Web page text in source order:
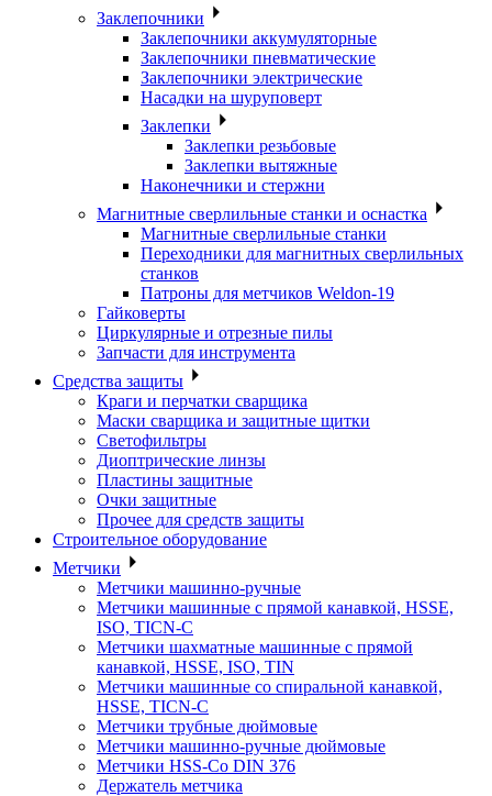
Заклепочники
Заклепочники аккумуляторные
Заклепочники пневматические
Заклепочники электрические
Насадки на шуруповерт
Заклепки
Заклепки резьбовые
Заклепки вытяжные
Наконечники и стержни
Магнитные сверлильные станки и оснастка
Магнитные сверлильные станки
Переходники для магнитных сверлильных
станков
Патроны для метчиков Weldon-19
Гайковерты
Циркулярные и отрезные пилы
Запчасти для инструмента
Средства защиты
Краги и перчатки сварщика
Маски сварщика и защитные щитки
Светофильтры
Диоптрические линзы
Пластины защитные
Очки защитные
Прочее для средств защиты
Строительное оборудование
Метчики
Метчики машинно-ручные
Метчики машинные с прямой канавкой, HSSE,
ISO, TICN-C
Метчики шахматные машинные с прямой
канавкой, HSSE, ISO, TIN
Метчики машинные со спиральной канавкой,
HSSE, TICN-C
Метчики трубные дюймовые
Метчики машинно-ручные дюймовые
Метчики HSS-Co DIN 376
Держатель метчика